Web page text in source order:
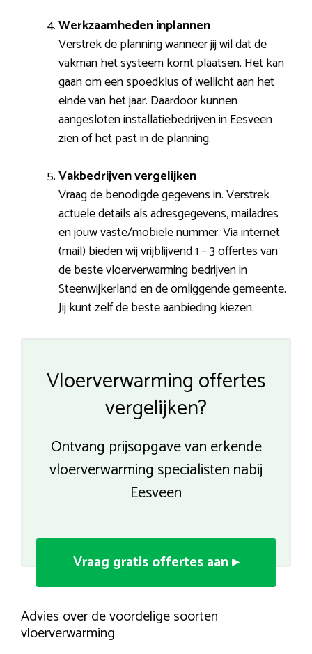
Werkzaamheden inplannen
Verstrek de planning wanneer jij wil dat de
vakman het systeem komt plaatsen. Het kan
gaan om een spoedklus of wellicht aan het
einde van het jaar. Daardoor kunnen
aangesloten installatiebedrijven in Eesveen
zien of het past in de planning.
Vakbedrijven vergelijken
Vraag de benodigde gegevens in. Verstrek
actuele details als adresgegevens, mailadres
en jouw vaste/mobiele nummer. Via internet
(mail) bieden wij vrijblijvend 1 – 3 offertes van
de beste vloerverwarming bedrijven in
Steenwijkerland en de omliggende gemeente.
Jij kunt zelf de beste aanbieding kiezen.
Vloerverwarming offertes
vergelijken?
Ontvang prijsopgave van erkende
vloerverwarming specialisten nabij
Eesveen
Vraag gratis offertes aan ▸
Advies over de voordelige soorten
vloerverwarming